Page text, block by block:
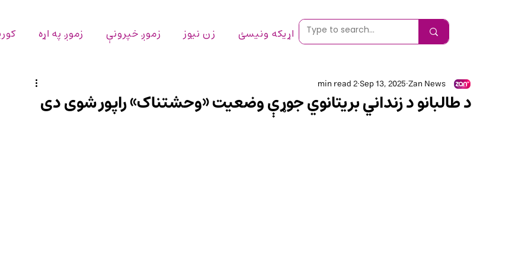
زموږ په اړه زموږ خپرونې زن نیوز اړیکه ونیسئ
د طالبانو د زنداني بریتانوي جوړې وضعیت «وحشتناک» راپور شوی دی
Zan News
Sep 13, 2025
2 min read